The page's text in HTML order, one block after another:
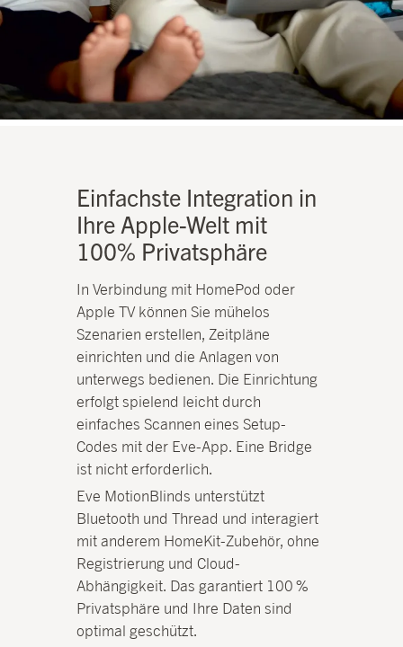
Einfachste Integration in
Ihre Apple-Welt mit
100% Privatsphäre
In Verbindung mit HomePod oder
Apple TV können Sie mühelos
Szenarien erstellen, Zeitpläne
einrichten und die Anlagen von
unterwegs bedienen. Die Einrichtung
erfolgt spielend leicht durch
einfaches Scannen eines Setup-
Codes mit der Eve-App. Eine Bridge
ist nicht erforderlich.
Eve MotionBlinds unterstützt
Bluetooth und Thread und interagiert
mit anderem HomeKit-Zubehör, ohne
Registrierung und Cloud-
Abhängigkeit. Das garantiert 100 %
Privatsphäre und Ihre Daten sind
optimal geschützt.